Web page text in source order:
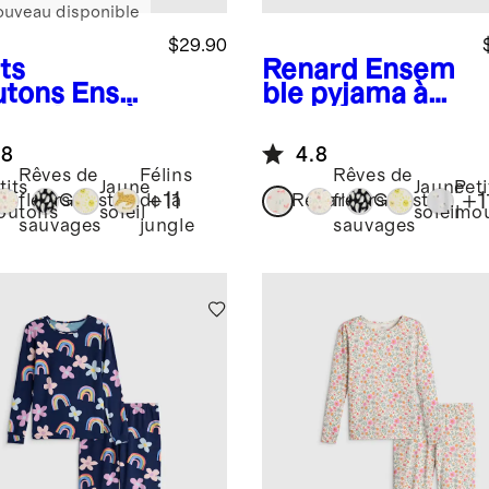
Ense
et
en
$29.90
disponible
Rêves de
fleurs
sauvages
Ghosts
Jaune
soleil
Félins
de la
jungle
+11
Renard
Ensem
ble pyjama à
longues et
pantalon en
bambou
4.8
Renard
Rêves de
fleurs
sauvages
Ghosts
Jaune
soleil
+